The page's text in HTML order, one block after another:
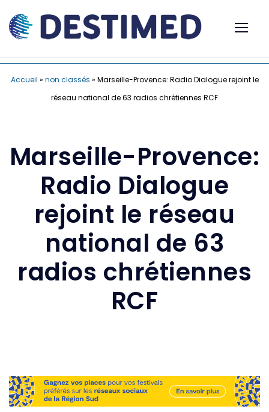
Accueil » non classés » Marseille-Provence: Radio Dialogue rejoint le
réseau national de 63 radios chrétiennes RCF
Marseille-Provence:
Radio Dialogue
rejoint le réseau
national de 63
radios chrétiennes
RCF